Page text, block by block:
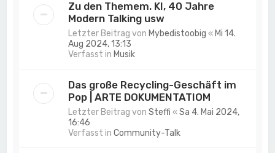
Zu den Themem. KI, 40 Jahre
Modern Talking usw
Letzter Beitrag von Mybedistoobig « Mi 14.
Aug 2024, 13:13
Verfasst in Musik
Das große Recycling-Geschäft im
Pop | ARTE DOKUMENTATIOM
Letzter Beitrag vonSteffi «Sa 4. Mai 2024,
16:46
Verfasst inCommunity-Talk